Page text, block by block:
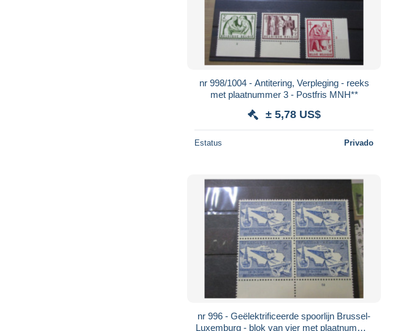
nr 998/1004 - Antitering, Verpleging - reeks
met plaatnummer 3 - Postfris MNH**
± 5,78 US$
Estatus Privado
nr 996 - Geëlektrificeerde spoorlijn Brussel-
Luxemburg - blok van vier met plaatnummer